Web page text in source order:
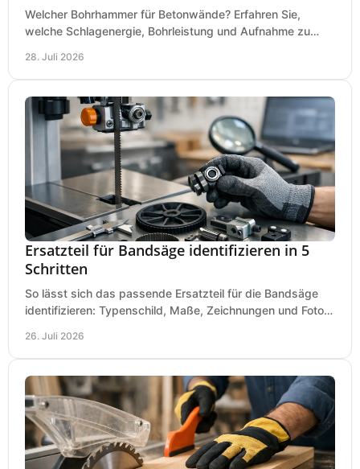
Welcher Bohrhammer für Betonwände? Erfahren Sie,
welche Schlagenergie, Bohrleistung und Aufnahme zu
28. Juli 2026
Ersatzteil für Bandsäge identifizieren in 5
Schritten
So lässt sich das passende Ersatzteil für die Bandsäge
identifizieren: Typenschild, Maße, Zeichnungen und Fotos
26. Juli 2026